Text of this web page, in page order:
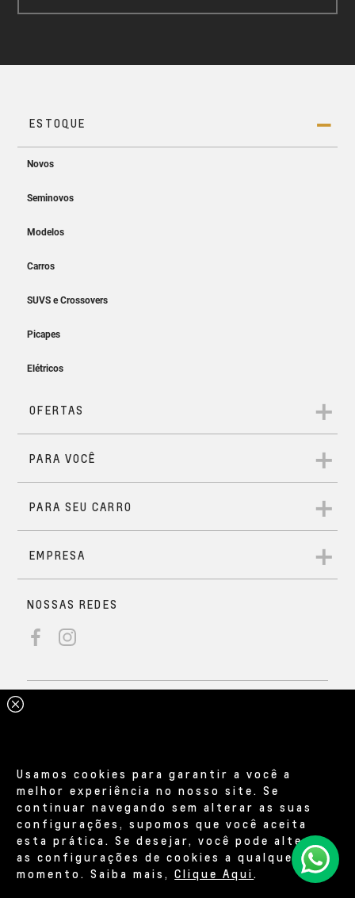
Usamos cookies para garantir a você a
melhor experiência no nosso site. Se
continuar navegando sem alterar as suas
configurações, supomos que você aceita
esta prática. Se desejar, você pode alterar
as configurações de cookies a qualquer
momento. Saiba mais,Clique Aqui.